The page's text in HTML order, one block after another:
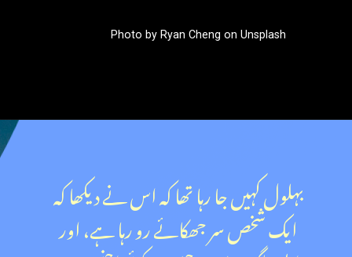
Photo by Ryan Cheng on Unsplash
بہلول کہیں جا رہا تھا کہ اس نے دیکھا کہ
ایک شخص سر جھکائے رو رہا ہے، اور